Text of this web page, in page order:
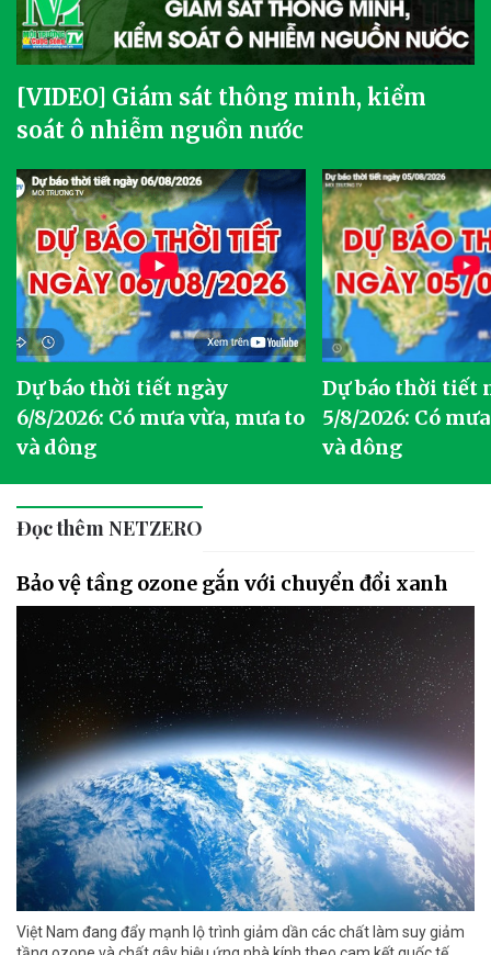
[VIDEO] Giám sát thông minh, kiểm
soát ô nhiễm nguồn nước
Dự báo thời tiết ngày
6/8/2026: Có mưa vừa, mưa to
và dông
Dự báo thời tiết
5/8/2026: Có
và dông
Đọc thêm NETZERO
Bảo vệ tầng ozone gắn với chuyển đổi xanh
Việt Nam đang đẩy mạnh lộ trình giảm dần các chất làm suy giảm